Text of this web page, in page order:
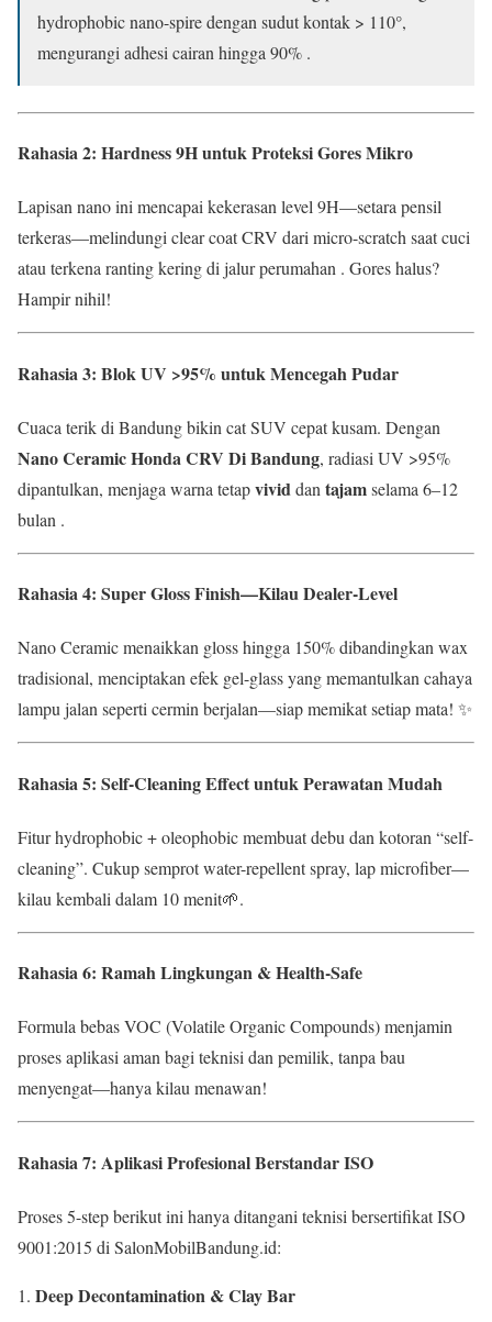
hydrophobic nano-spire dengan sudut kontak > 110°,
mengurangi adhesi cairan hingga 90% .
Rahasia 2: Hardness 9H untuk Proteksi Gores Mikro
Lapisan nano ini mencapai kekerasan level 9H—setara pensil
terkeras—melindungi clear coat CRV dari micro-scratch saat cuci
atau terkena ranting kering di jalur perumahan . Gores halus?
Hampir nihil!
Rahasia 3: Blok UV >95% untuk Mencegah Pudar
Cuaca terik di Bandung bikin cat SUV cepat kusam. Dengan
Nano Ceramic Honda CRV Di Bandung, radiasi UV >95%
dipantulkan, menjaga warna tetapvividdan tajamselama 6–12
bulan .
Rahasia 4: Super Gloss Finish—Kilau Dealer-Level
Nano Ceramic menaikkan gloss hingga 150% dibandingkan wax
tradisional, menciptakan efek gel-glass yang memantulkan cahaya
lampu jalan seperti cermin berjalan—siap memikat setiap mata! ✨
Rahasia 5: Self-Cleaning Effect untuk Perawatan Mudah
Fitur hydrophobic + oleophobic membuat debu dan kotoran “self-
cleaning”. Cukup semprot water-repellent spray, lap microfiber—
kilau kembali dalam 10 menit🌱.
Rahasia 6: Ramah Lingkungan & Health-Safe
Formula bebas VOC (Volatile Organic Compounds) menjamin
proses aplikasi aman bagi teknisi dan pemilik, tanpa bau
menyengat—hanya kilau menawan!
Rahasia 7: Aplikasi Profesional Berstandar ISO
Proses 5-step berikut ini hanya ditangani teknisi bersertifikat ISO
9001:2015 di SalonMobilBandung.id:
Deep Decontamination & Clay Bar